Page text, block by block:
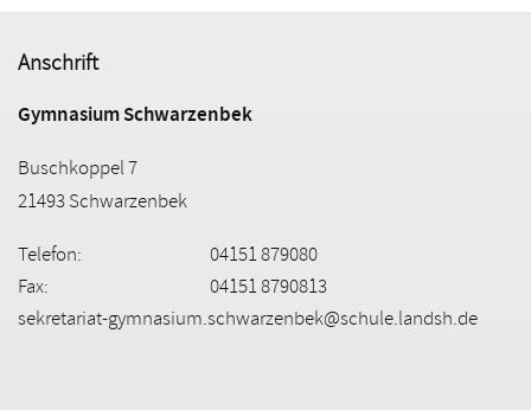
Anschrift
Gymnasium Schwarzenbek
Buschkoppel 7
21493 Schwarzenbek
Telefon:
04151 879080
Fax:
04151 8790813
sekretariat-gymnasium.schwarzenbek@schule.landsh.de